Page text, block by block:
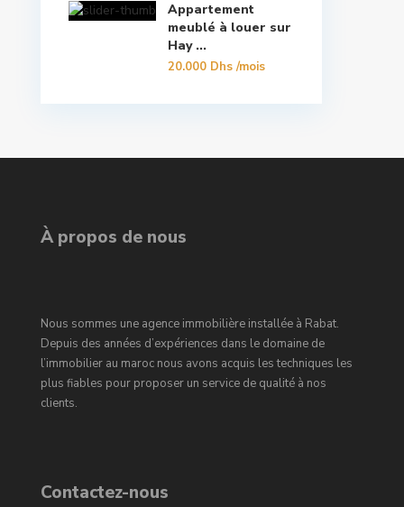
Appartement
meublé à louer sur
Hay ...
20.000 Dhs/mois
À propos de nous
Nous sommes une agence immobilière installée à Rabat.
Depuis des années d’expériences dans le domaine de
l’immobilier au maroc nous avons acquis les techniques les
plus fiables pour proposer un service de qualité à nos
clients.
Contactez-nous